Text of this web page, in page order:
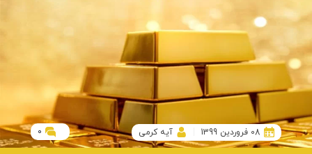
08 فروردین 1399 آیه کرمی 0